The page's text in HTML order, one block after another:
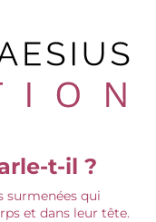
t-il ?
surmenées qui
et dans leur tête.